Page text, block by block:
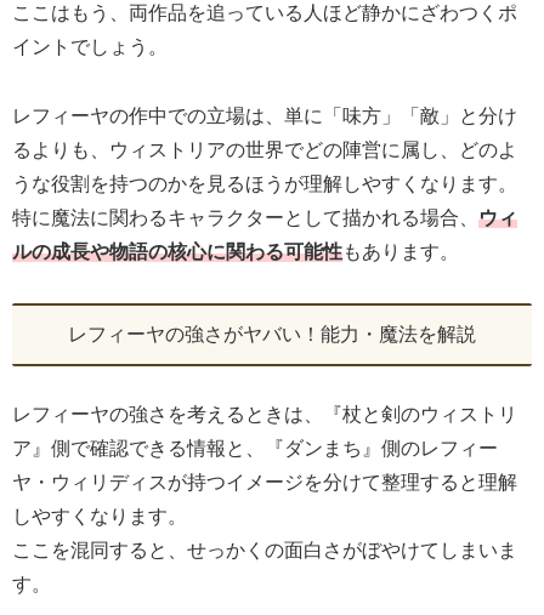
ここはもう、両作品を追っている人ほど静かにざわつくポ
イントでしょう。
レフィーヤの作中での立場は、単に「味方」「敵」と分け
るよりも、ウィストリアの世界でどの陣営に属し、どのよ
うな役割を持つのかを見るほうが理解しやすくなります。
特に魔法に関わるキャラクターとして描かれる場合、 ウィ
ルの成長や物語の核心に関わる可能性もあります。
レフィーヤの強さがヤバい！能力・魔法を解説
レフィーヤの強さを考えるときは、『杖と剣のウィストリ
ア』側で確認できる情報と、『ダンまち』側のレフィー
ヤ・ウィリディスが持つイメージを分けて整理すると理解
しやすくなります。
ここを混同すると、せっかくの面白さがぼやけてしまいま
す。